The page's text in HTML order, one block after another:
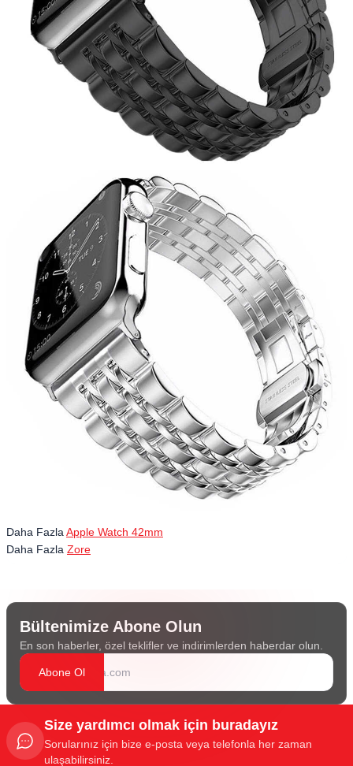
Daha FazlaApple Watch 42mm
Daha Fazla Zore
Bültenimize Abone Olun
En son haberler, özel teklifler ve indirimlerden haberdar olun.
Abone Ol
Size yardımcı olmak için buradayız
Sorularınız için bize e-posta veya telefonla her zaman
ulaşabilirsiniz.